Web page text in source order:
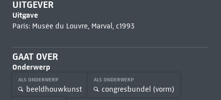
UITGEVER
Uitgave
Paris: Musée du Louvre, Marval, c1993
GAAT OVER
Onderwerp
ALS ONDERWERP
beeldhouwkunst
ALS ONDERWERP
congresbundel (vorm)